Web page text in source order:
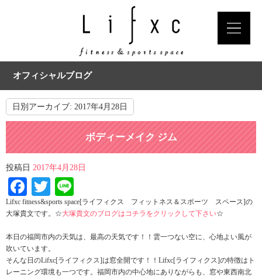
オフィシャルブログ
日別アーカイブ: 2017年4月28日
ボディーメイク ジム
投稿日 2017年4月28日
Facebook
Twitter
Lifxc fitness&sports space[ライフィクス フィットネス＆スポーツ スペース]の
大塚貴文です。☆大塚貴文のブログはコチラをクリックして下さい☆
本日の福岡市内の天気は、最高の天気です！！雲一つない空に、心地よい風が
吹いています。
そんな日のLifxc[ライフィクス]は窓全開です！！Lifxc[ライフィクス]の特徴はト
レーニング環境も一つです。福岡市内の中心地にありながらも、窓や東西南北